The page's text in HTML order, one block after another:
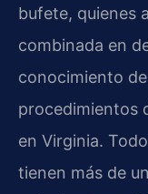
bufete, quienes
combinada en
conocimiento
procedimientos
en Virginia.
tienen más de